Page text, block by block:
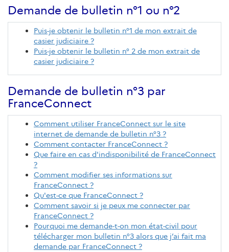
Demande de bulletin n°1 ou n°2
Puis-je obtenir le bulletin n°1 de mon extrait de
casier judiciaire ?
Puis-je obtenir le bulletin n° 2 de mon extrait de
casier judiciaire ?
Demande de bulletin n°3 par
FranceConnect
Comment utiliser FranceConnect sur le site
internet de demande de bulletin n°3 ?
Comment contacter FranceConnect ?
Que faire en cas d'indisponibilité de FranceConnect
?
Comment modifier ses informations sur
FranceConnect ?
Qu'est-ce que FranceConnect ?
Comment savoir si je peux me connecter par
FranceConnect ?
Pourquoi me demande-t-on mon état-civil pour
télécharger mon bulletin n°3 alors que j’ai fait ma
demande par FranceConnect ?